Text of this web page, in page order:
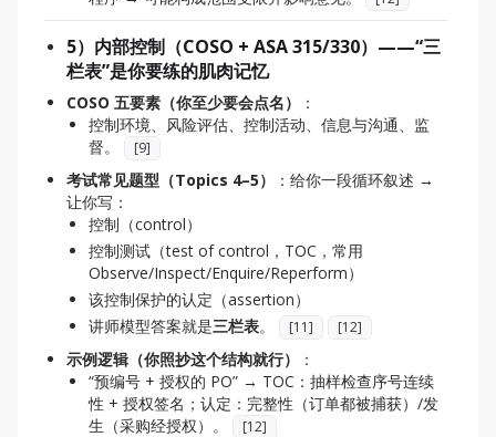
5）内部控制（COSO + ASA 315/330）——“三
栏表”是你要练的肌肉记忆
COSO 五要素（你至少要会点名）
：
控制环境、风险评估、控制活动、信息与沟通、监
督。
[9]
考试常见题型（Topics 4–5）
：给你一段循环叙述 →
让你写：
控制（control）
控制测试（test of control，TOC，常用
Observe/Inspect/Enquire/Reperform）
该控制保护的认定（assertion）
讲师模型答案就是三栏表。 [11] [12]
示例逻辑（你照抄这个结构就行）
：
“预编号 + 授权的 PO” → TOC：抽样检查序号连续
性 + 授权签名；认定：完整性（订单都被捕获）/发
生（采购经授权）。
[12]